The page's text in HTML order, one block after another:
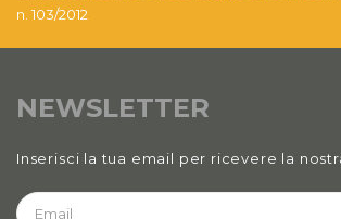
2020
2020 Numero 1 e 2
Anno XI, Numero 4
n. 103/2012
NEWSLETTER
Inserisci la tua email per ricevere la